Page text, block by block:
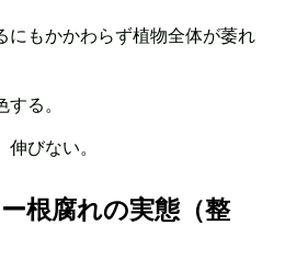
にもかかわらず植物全体が萎れ
る。
びない。
根腐れの実態（整